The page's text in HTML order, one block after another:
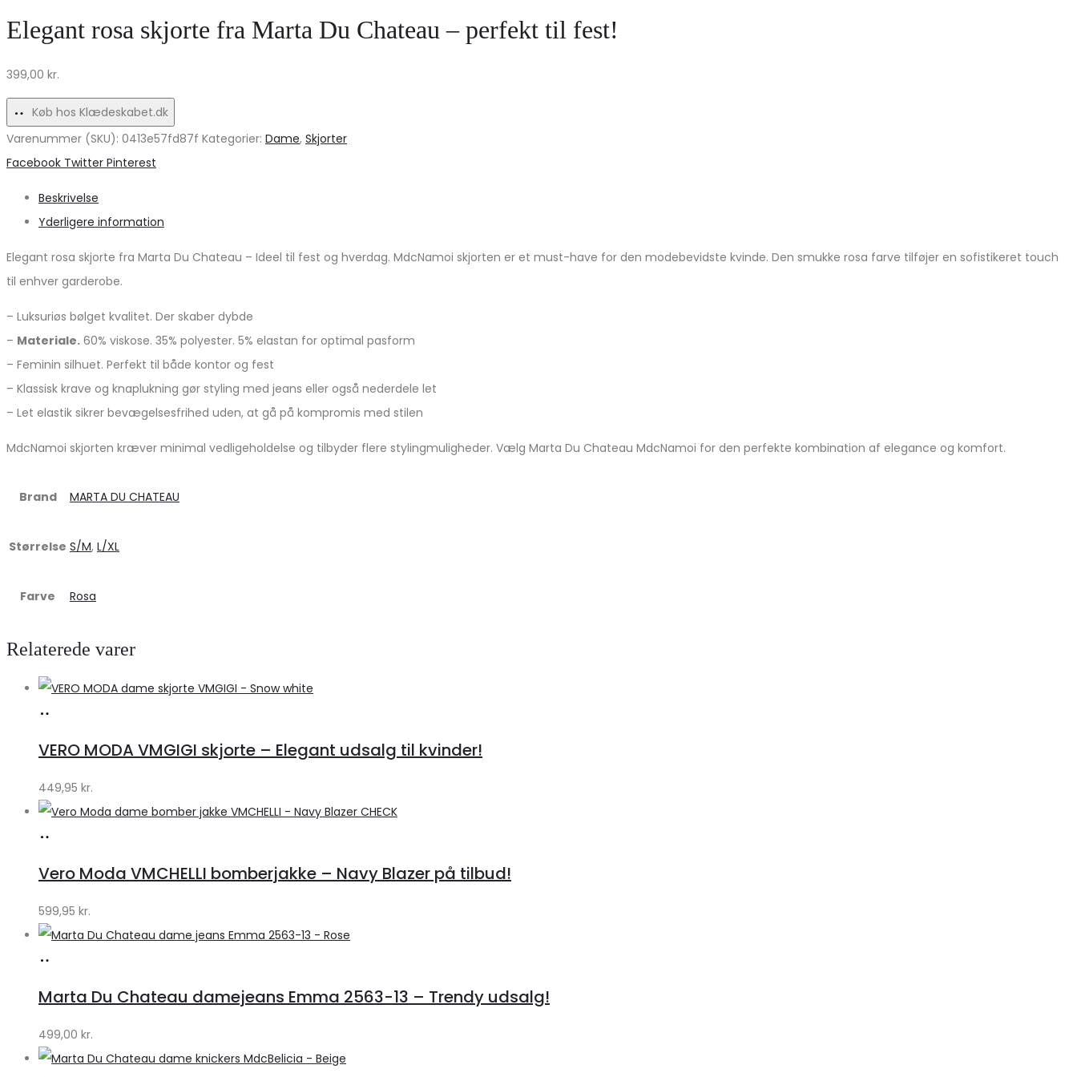
Top
Festlige
Anledninger
–
Komfort
Hverdagen
Elegant rosa skjorte fra Marta Du Chateau – perfekt til fest!
399,00 kr.
Køb hos Klædeskabet.dk
Varenummer (SKU): 0413e57fd87f Kategorier: Dame, Skjorter
Share
Facebook Twitter Pinterest
Beskrivelse
Yderligere information
Elegant rosa skjorte fra Marta Du Chateau – Ideel til fest og hverdag. MdcNamoi skjorten er et must-have for den modebevidste kvinde. Den smukke rosa farve tilføjer en sofistikeret touch
til enhver garderobe.
– Luksuriøs bølget kvalitet. Der skaber dybde
– Materiale. 60% viskose. 35% polyester. 5% elastan for optimal pasform
– Feminin silhuet. Perfekt til både kontor og fest
– Klassisk krave og knaplukning gør styling med jeans eller også nederdele let
– Let elastik sikrer bevægelsesfrihed uden, at gå på kompromis med stilen
MdcNamoi skjorten kræver minimal vedligeholdelse og tilbyder flere stylingmuligheder. Vælg Marta Du Chateau MdcNamoi for den perfekte kombination af elegance og komfort.
Brand MARTA DU CHATEAU
Størrelse S/M, L/XL
Farve Rosa
Relaterede varer
Klædeskabet.dk
VERO MODA VMGIGI skjorte – Elegant udsalg til kvinder!
449,95 kr.
Klædeskabet.dk
Vero Moda VMCHELLI bomberjakke – Navy Blazer på tilbud!
599,95 kr.
Klædeskabet.dk
Marta Du Chateau damejeans Emma 2563-13 – Trendy udsalg!
499,00 kr.